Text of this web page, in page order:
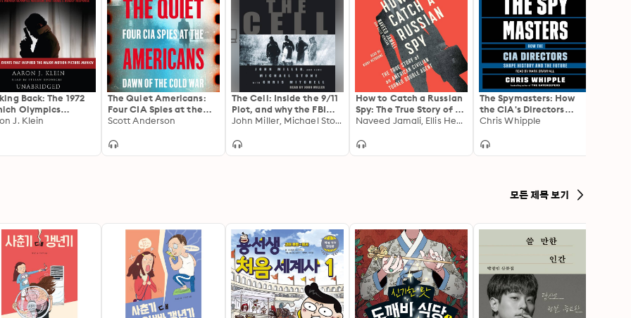
Back: The 1972
Olympics
and Israel’s
J. Klein
The Quiet Americans:
Four CIA Spies at the
Dawn of the Cold War—
Four CIA Spies at the
Scott Anderson
The Cell: Inside the 9/11
Plot, and why the FBI
and CIA Failed to Stop it
John Miller, Michael Stone
How to Catch a Russian
Spy: The True Story of an
American Civilian
Double Agent
Naveed Jamali, Ellis Henican
The Spymasters: How
the CIA's Directors
Shape History and
Chris Whipple
모든 제목 보기